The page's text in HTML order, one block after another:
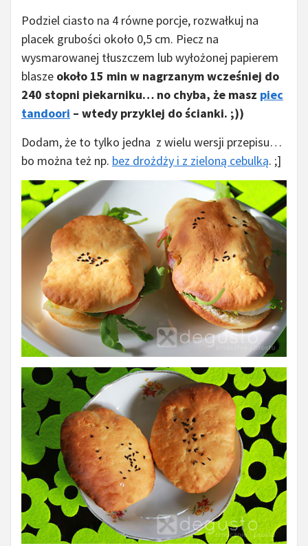
Podziel ciasto na 4 równe porcje, rozwałkuj na
placek grubości około 0,5 cm. Piecz na
wysmarowanej tłuszczem lub wyłożonej papierem
blasze około 15 min w nagrzanym wcześniej do
240 stopni piekarniku… no chyba, że masz piec
tandoori – wtedy przyklej do ścianki. ;))
Dodam, że to tylko jedna z wielu wersji przepisu…
bo można też np. bez drożdży i z zieloną cebulką. ;]